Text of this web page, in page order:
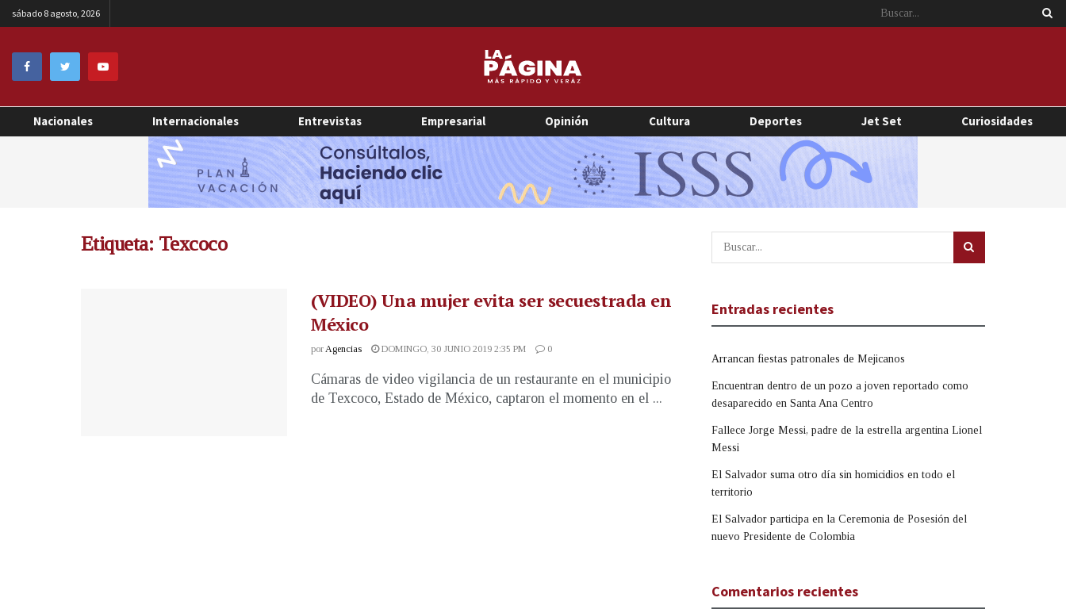
sábado 8 agosto, 2026
Nacionales Internacionales Entrevistas Empresarial Opinión Cultura Deportes Jet Set Curiosidades
Etiqueta: Texcoco
(VIDEO) Una mujer evita ser secuestrada en
México
porAgencias DOMINGO, 30 JUNIO 2019 2:35 PM 0
Cámaras de video vigilancia de un restaurante en el municipio
de Texcoco, Estado de México, captaron el momento en el ...
Entradas recientes
Arrancan fiestas patronales de Mejicanos
Encuentran dentro de un pozo a joven reportado como
desaparecido en Santa Ana Centro
Fallece Jorge Messi, padre de la estrella argentina Lionel
Messi
El Salvador suma otro día sin homicidios en todo el
territorio
El Salvador participa en la Ceremonia de Posesión del
nuevo Presidente de Colombia
Comentarios recientes